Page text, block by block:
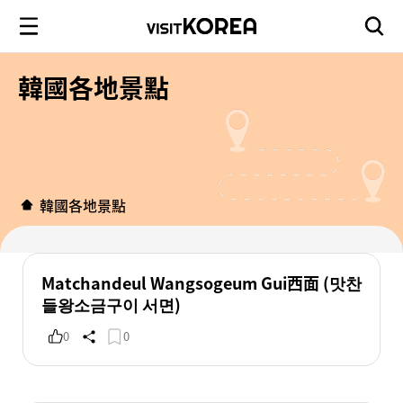
韓國各地景點
韓國各地景點
Matchandeul Wangsogeum Gui西面 (맛찬
들왕소금구이 서면)
0 0